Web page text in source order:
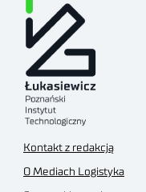
Kontakt z redakcją
O Mediach Logistyka